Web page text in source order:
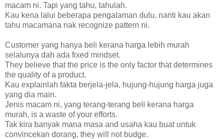
macam ni. Tapi yang tahu, tahulah.
Kau kena lalui beberapa pengalaman dulu, nanti kau akan
tahu macamana nak recognize pattern ni.
Customer yang hanya beli kerana harga lebih murah
selalunya dah ada fixed mindset.
They believe that the price is the only factor that determines
the quality of a product.
Kau explainlah fakta berjela-jela, hujung-hujung harga juga
yang dia main.
Jenis macam ni, yang terang-terang beli kerana harga
murah, is a waste of your efforts.
Tak kira banyak mana masa and usaha kau buat untuk
convincekan dorang, they will not budge.